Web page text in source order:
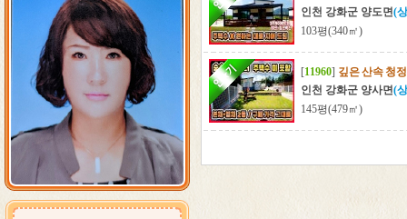
인천 강화군 양도면(
103평(340㎡)
[11960] 깊은 산속 청
인천 강화군 양사면(
145평(479㎡)